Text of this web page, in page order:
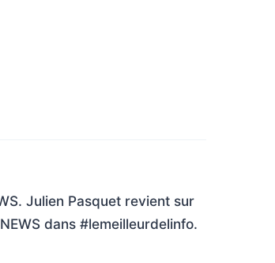
Julien Pasquet revient sur
dans #lemeilleurdelinfo.